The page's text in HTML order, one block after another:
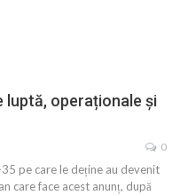
luptă, operaționale și
0
pe care le deține au devenit
care face acest anunț, după